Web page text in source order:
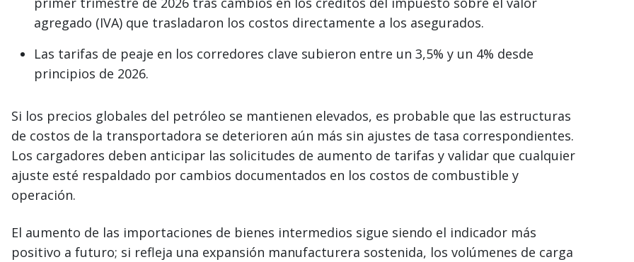
agregado (IVA) que trasladaron los costos directamente a los asegurados.
Las tarifas de peaje en los corredores clave subieron entre un 3,5% y un 4% desde
principios de 2026.
Si los precios globales del petróleo se mantienen elevados, es probable que las estructuras
de costos de la transportadora se deterioren aún más sin ajustes de tasa correspondientes.
Los cargadores deben anticipar las solicitudes de aumento de tarifas y validar que cualquier
ajuste esté respaldado por cambios documentados en los costos de combustible y
operación.
El aumento de las importaciones de bienes intermedios sigue siendo el indicador más
positivo a futuro; si refleja una expansión manufacturera sostenida, los volúmenes de carga